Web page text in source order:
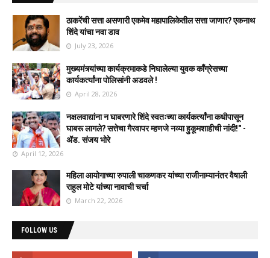
ठाकरेंची सत्ता असणारी एकमेव महापालिकेतील सत्ता जाणार? एकनाथ
शिंदे यांचा नवा डाव
July 23, 2026
मुख्यमंत्र्यांच्या कार्यक्रमाकडे निघालेल्या युवक काँग्रेसच्या
कार्यकर्त्यांना पोलिसांनी अडवले !
April 28, 2026
नक्षलवाद्यांना न घाबरणारे शिंदे स्वतःच्या कार्यकर्त्यांना कधीपासून
घाबरू लागले? सत्तेचा गैरवापर म्हणजे नव्या हुकूमशाहीची नांदी!" -
ॲड. संजय भोरे
April 12, 2026
महिला आयोगाच्या रुपाली चाकणकर यांच्या राजीनाम्यानंतर वैषाली
राहुल मोटे यांच्या नावाची चर्चा
March 22, 2026
FOLLOW US